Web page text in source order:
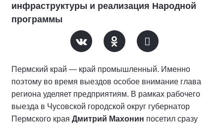
инфраструктуры и реализация Народной
программы
Пермский край — край промышленный. Именно
поэтому во время выездов особое внимание глава
региона уделяет предприятиям. В рамках рабочего
выезда в Чусовской городской округ губернатор
Пермского края Дмитрий Махонин посетил сразу